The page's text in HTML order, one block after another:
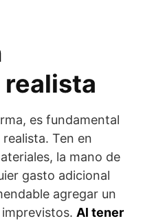
es fundamental
Ten en
la mano de
gasto adicional
agregar un
Al tener